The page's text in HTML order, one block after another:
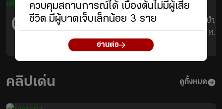
ไม่ยอมฟังเสียงเตือน...
เจ้าของคลิปเล่าในวันเกิด
เหตุ เจ้าหน้าที่ออกตรวจ
เปลี่ยนคานแล้วเสร็จได้รับ
News Update
ลูกอึ่งบืนของแม่... “เป๋า
ตุง” สู้ ๆ ขึ้นโต๊ะให้ได้ หนุ่ม
เซเลปตัวอวบประจำ
โรงเรียน ใครเห็นก็เอ็นดู
#ไทยรัฐออนไลน์
News Update
คลิปเด่น ดูทั้งหมด
ควบคุมสถานการณ์ได้ เบื้องต้นไม่มีผู้เสีย
ชีวิต มีผู้บาดเจ็บเล็กน้อย 3 ราย
อ่านต่อ